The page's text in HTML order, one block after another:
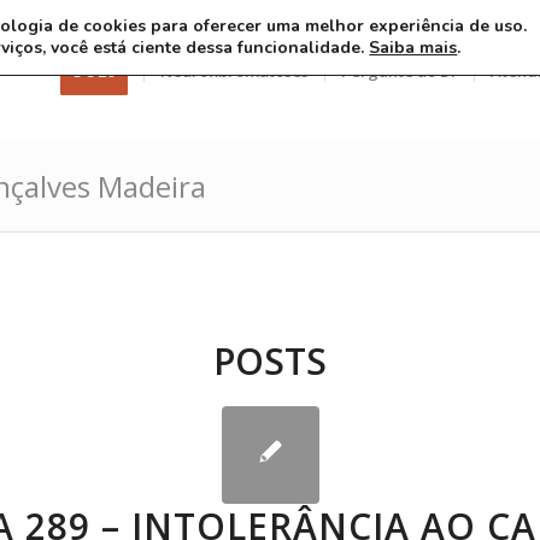
3 8 26 Neurofibromatoses Pergunte ao Dr
Madeira
POSTS
289 – INTOLERÂNCIA AO
de cookies para oferecer uma melhor experiência de uso.
você está ciente dessa funcionalidade. Saiba mais.